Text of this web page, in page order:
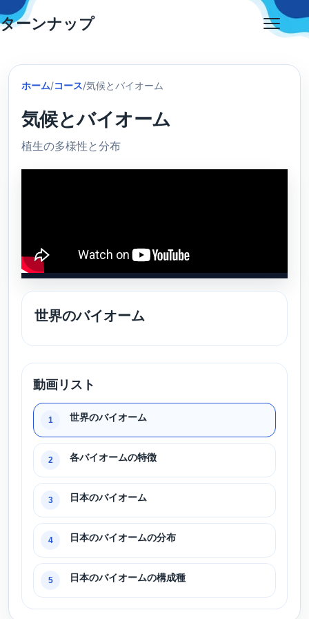
Skip
to
ターンナップ
ホーム/コース/気候とバイオーム
気候とバイオーム
植生の多様性と分布
世界のバイオーム
動画リスト
1 世界のバイオーム
2 各バイオームの特徴
3 日本のバイオーム
4 日本のバイオームの分布
5 日本のバイオームの構成種